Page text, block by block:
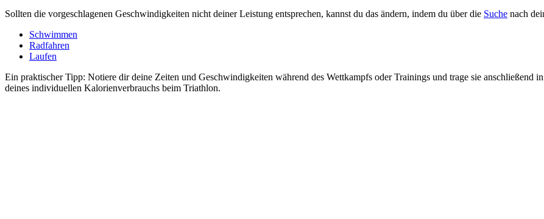
Sollten die vorgeschlagenen Geschwindigkeiten nicht deiner Leistung entsprechen, kannst du das ändern, indem du über die Suche nach
Schwimmen
Radfahren
Laufen
Ein praktischer Tipp: Notiere dir deine Zeiten und Geschwindigkeiten während des Wettkampfs oder Trainings und trage sie anschließend
deines individuellen Kalorienverbrauchs beim Triathlon.